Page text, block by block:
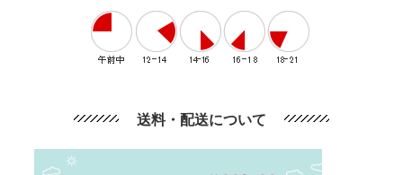
送料・配送について